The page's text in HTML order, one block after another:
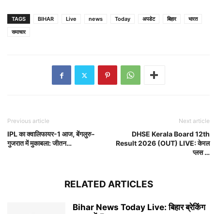
TAGS BIHAR Live news Today अपडेट बिहार
भारत
समाचार
Previous article
IPL का क्वालिफायर-1 आज, बेंगलुरु-
गुजरात में मुकाबला: जीतन…
Next article
DHSE Kerala Board 12th
Result 2026 (OUT) LIVE: केरल
प्लस …
RELATED ARTICLES
Bihar News Today Live: बिहार ब्रेकिंग